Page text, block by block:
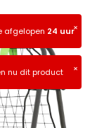
×
afgelopen 24 uur
×
nu dit product